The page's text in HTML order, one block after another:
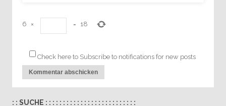
6 × = 18
Check here to Subscribe to notifications for new posts
: : SUCHE : : : : : : : : : : : : : : : : : : : : : : : : : :